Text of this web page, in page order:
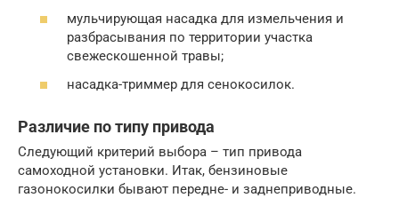
мульчирующая насадка для измельчения и
разбрасывания по территории участка
свежескошенной травы;
насадка-триммер для сенокосилок.
Различие по типу привода
Следующий критерий выбора – тип привода
самоходной установки. Итак, бензиновые
газонокосилки бывают передне- и заднеприводные.